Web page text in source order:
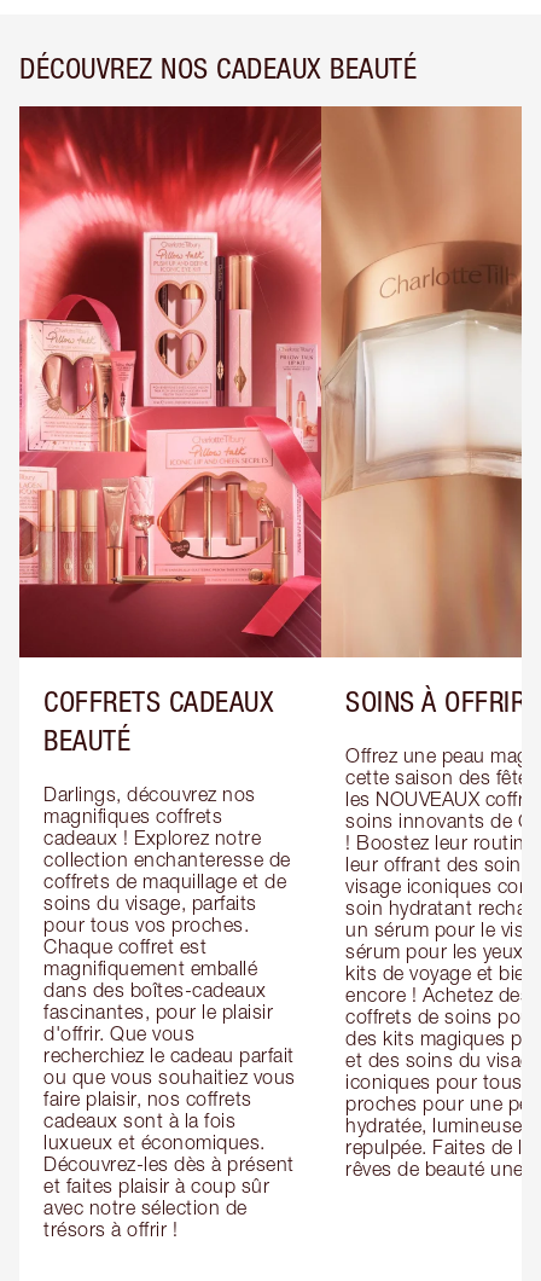
DÉCOUVREZ NOS CADEAUX BEAUTÉ
COFFRETS CADEAUX
BEAUTÉ
Darlings, découvrez nos
magnifiques coffrets
cadeaux ! Explorez notre
collection enchanteresse de
coffrets de maquillage et de
soins du visage, parfaits
pour tous vos proches.
Chaque coffret est
magnifiquement emballé
dans des boîtes-cadeaux
fascinantes, pour le plaisir
d'offrir. Que vous
recherchiez le cadeau parfait
ou que vous souhaitiez vous
faire plaisir, nos coffrets
cadeaux sont à la fois
luxueux et économiques.
Découvrez-les dès à présent
et faites plaisir à coup sûr
avec notre sélection de
trésors à offrir !
SOINS À OFFRIR
Offrez une peau
cette saison des fêtes
les NOUVEAUX
soins innovants de
! Boostez leur routine
leur offrant des soins
visage iconiques
soin hydratant
un sérum pour le
sérum pour les yeux,
kits de voyage et
encore ! Achetez des
coffrets de soins
des kits magiques
et des soins du visage
iconiques pour tous
proches pour une
hydratée, lumineuse
repulpée. Faites de
rêves de beauté une